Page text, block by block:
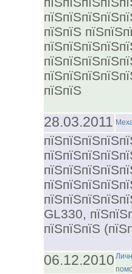
пїЅпїЅ
пїЅпїЅ
28.03.2011
GL330,
пїЅпїЅпїЅ
06.12.2010